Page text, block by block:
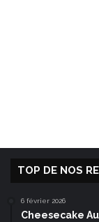
TOP DE NOS
6 février 2026
Cheesecake